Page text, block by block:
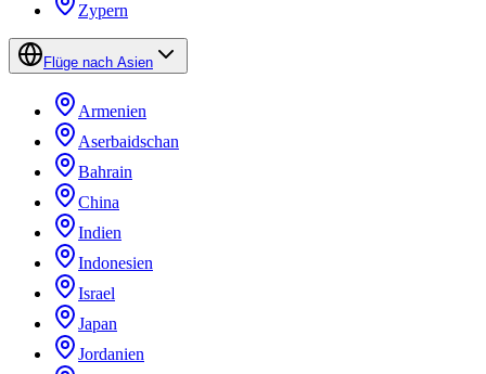
Zypern
Flüge nach Asien
Armenien
Aserbaidschan
Bahrain
China
Indien
Indonesien
Israel
Japan
Jordanien